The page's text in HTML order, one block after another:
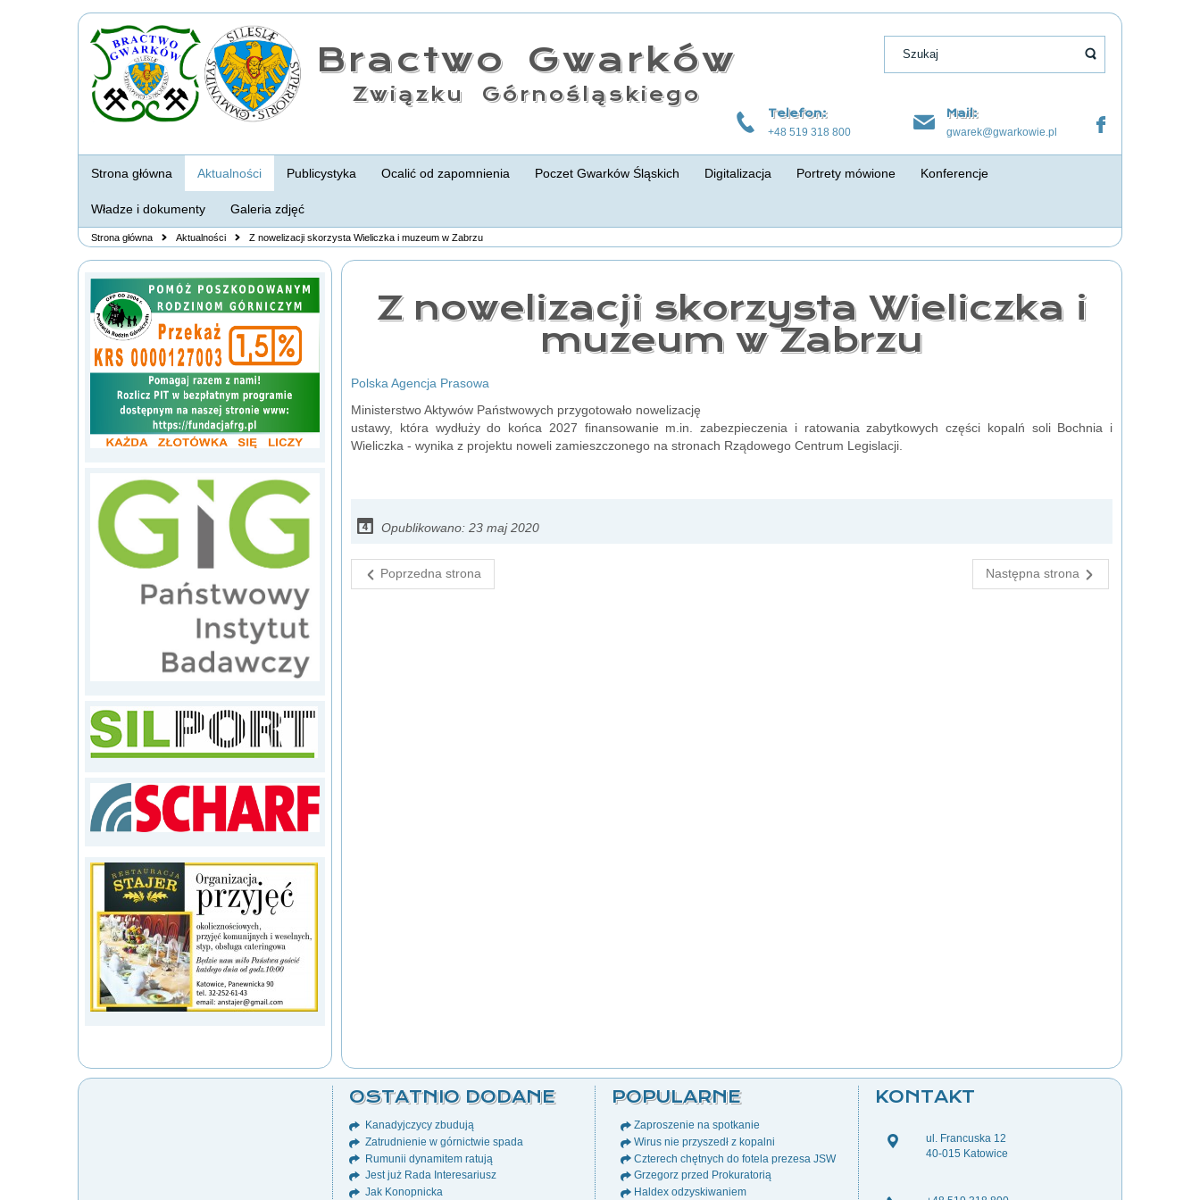
Bractwo Gwarków
Związku Górnośląskiego
Telefon:
+48 519 318 800
Mail:
gwarek@gwarkowie.pl
Strona główna Aktualności Publicystyka Ocalić od zapomnienia Poczet Gwarków Śląskich Digitalizacja Portrety mówione Konferencje
Władze i dokumenty Galeria zdjęć
Strona główna Aktualności Z nowelizacji skorzysta Wieliczka i muzeum w Zabrzu
Z nowelizacji skorzysta Wieliczka i
muzeum w Zabrzu
Polska Agencja Prasowa
Ministerstwo Aktywów Państwowych przygotowało nowelizację
ustawy, która wydłuży do końca 2027 finansowanie m.in. zabezpieczenia i ratowania zabytkowych części kopalń soli Bochnia i
Wieliczka - wynika z projektu noweli zamieszczonego na stronach Rządowego Centrum Legislacji.
Opublikowano: 23 maj 2020
Poprzedna strona Następna strona
OSTATNIO DODANE
Kanadyjczycy zbudują
Zatrudnienie w górnictwie spada
Rumunii dynamitem ratują
Jest już Rada Interesariusz
Jak Konopnicka
POPULARNE
Zaproszenie na spotkanie
Wirus nie przyszedł z kopalni
Czterech chętnych do fotela prezesa JSW
Grzegorz przed Prokuratorią
Haldex odzyskiwaniem
KONTAKT
ul. Francuska 12
40-015 Katowice